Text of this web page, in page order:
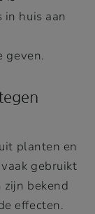
huis aan
geven.
planten en
gebruikt
zijn bekend
effecten.